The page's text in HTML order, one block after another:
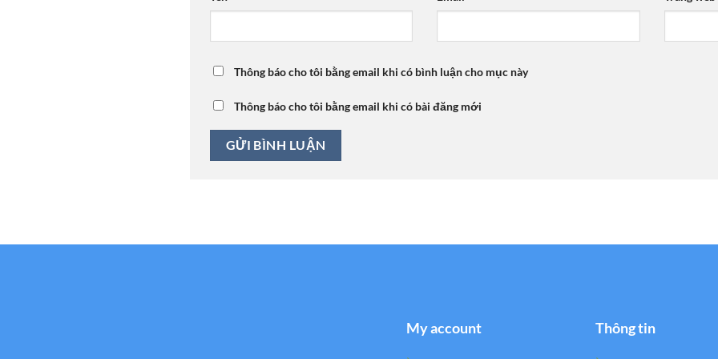
Thông báo cho tôi bằng email khi có bình luận cho mục này
Thông báo cho tôi bằng email khi có bài đăng mới
My account Thông tin